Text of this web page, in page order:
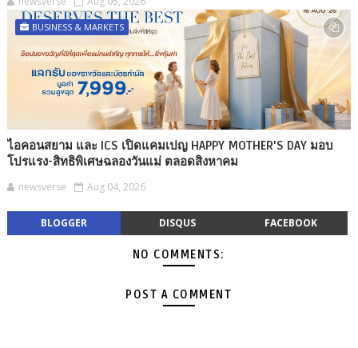
BUSINESS & MARKETS
ไอคอนสยาม และ ICS เปิดแคมเปญ HAPPY MOTHER'S DAY มอบ
โปรแรง-สิทธิพิเศษฉลองวันแม่ ตลอดสิงหาคม
newsverse Aug 04, 2026
BLOGGER DISQUS FACEBOOK
NO COMMENTS:
POST A COMMENT